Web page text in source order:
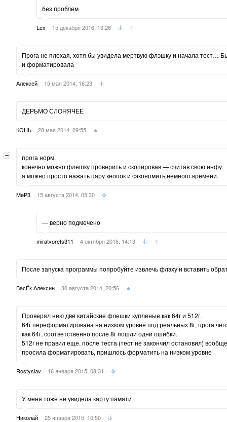
без проблем
Lex 15 декабря 2016, 13:26 ↑
Прога не плохая, хотя бы увидела мертвую флэшку и начала тест…
и форматировала
Алексей 15 мая 2014, 16:23
ДЕРЬМО СЛОНЯЧЕЕ
КОНЬ 28 мая 2014, 09:55
прога норм.
конечно можно флешку проверить и скопировав — считав свою инфу.
а можно просто нажать пару кнопок и сэкономить немного времени.
MeP3 15 августа 2014, 05:30
— верно подмечено
miratvorets311 4 октября 2016, 14:13 ↑
После запуска программы попробуйте извлечь флэху и вставить
ВасЁк Алексин 30 августа 2014, 20:56
Проверял нею две китайские флешки купленые как 64г и 512г.
64г переформатирована на низком уровне под реальных 8г, прога
как 64г, соответственно после 8г пошли одни ошибки.
512г не правил еще, после теста (тест не закончил остановил)
просила форматировать, пришлось форматить на низком уровне
Rostyslav 16 января 2015, 08:31
У меня тоже не увидела карту памяти
Николай 25 января 2015, 10:50